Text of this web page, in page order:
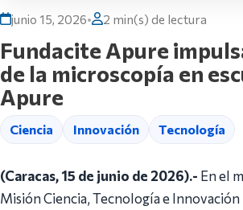
junio 15, 2026• 2 min(s) de lectura
Fundacite Apure
de la microscopía en
Apure
Ciencia Innovación Tecnología
(Caracas, 15 de junio de 2026).- En el
Misión Ciencia, Tecnología e